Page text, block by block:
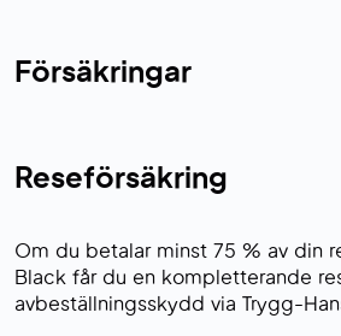
Försäkringar
Reseförsäkring
Om du betalar minst 75 % av din
Black får du en kompletterande
avbeställningsskydd via Trygg-